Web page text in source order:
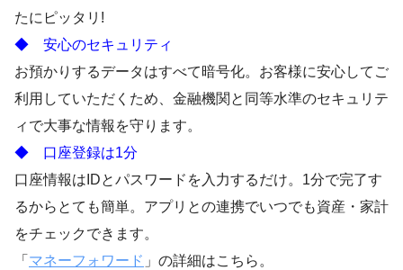
たにピッタリ!
◆ 安心のセキュリティ
お預かりするデータはすべて暗号化。お客様に安心してご
利用していただくため、金融機関と同等水準のセキュリテ
ィで大事な情報を守ります。
◆ 口座登録は1分
口座情報はIDとパスワードを入力するだけ。1分で完了す
るからとても簡単。アプリとの連携でいつでも資産・家計
をチェックできます。
「 マネーフォワード 」の詳細はこちら。